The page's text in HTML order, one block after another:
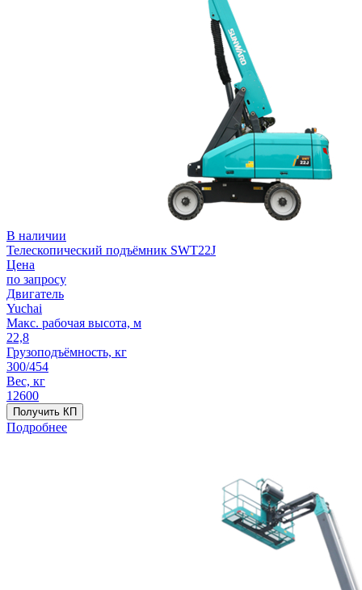
В наличии
Телескопический подъёмник SWT22J
Цена
по запросу
Двигатель
Yuchai
Макс. рабочая высота, м
22,8
Грузоподъёмность, кг
300/454
Вес, кг
12600
Получить КП
Подробнее